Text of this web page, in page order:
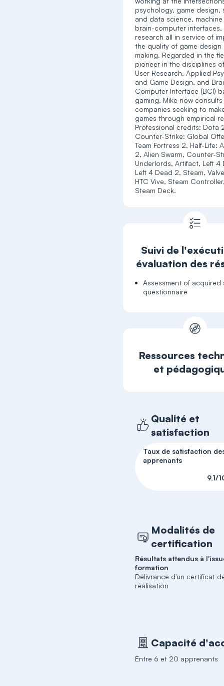
psychology, game design,
and data science,
brain-computer interfaces,
research all in service of
the quality of game
making. Regarded in the
pioneer in the disciplines
User Research, Applied
and Game Design, and
Computer Interface (BCI)
gaming, Mike now
companies seeking to
games through empirical
Professional credits: Dota
Counter-Strike: Global
Team Fortress 2, Half-Life:
2, Alien Swarm, Counter-
Underlords, Artifact, Left 4
Left 4 Dead 2, Steam,
HTC Vive, Steam
Steam Deck.
Suivi de
évaluation des
Assessment of acquired
questionnaire
Ressources
et
Qualité et
satisfaction
Taux de satisfaction
apprenants
9,1/
Modalités de
certification
Résultats attendus à
formation
Délivrance d'un certificat
réalisation
Capacité
Entre 6 et 20 apprenants